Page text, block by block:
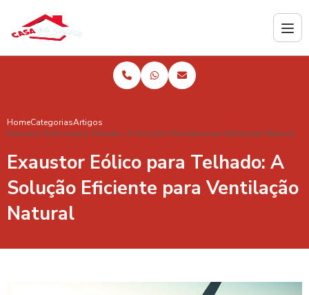
HomeCategoriasArtigos
Exaustor Eólico para Telhado: A Solução Eficiente para Ventilação Natural
Exaustor Eólico para Telhado: A
Solução Eficiente para Ventilação
Natural